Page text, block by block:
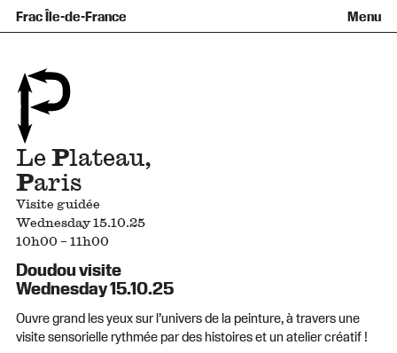
Frac Île-de-France Menu
Qu’est-ce qu’un Frac ?
Prêts d’œuvres
Informations pratiques
Venir au Frac
Familles et enfants
Groupes
Espaces de pratique libre
Accessibilité
+Aa-
LePlateau,
Paris
Visite guidée
Wednesday 15.10.25
10h00 – 11h00
Doudou visite
Wednesday 15.10.25
Ouvre grand les yeux sur l’univers de la peinture, à travers une
visite sensorielle rythmée par des histoires et un atelier créatif !